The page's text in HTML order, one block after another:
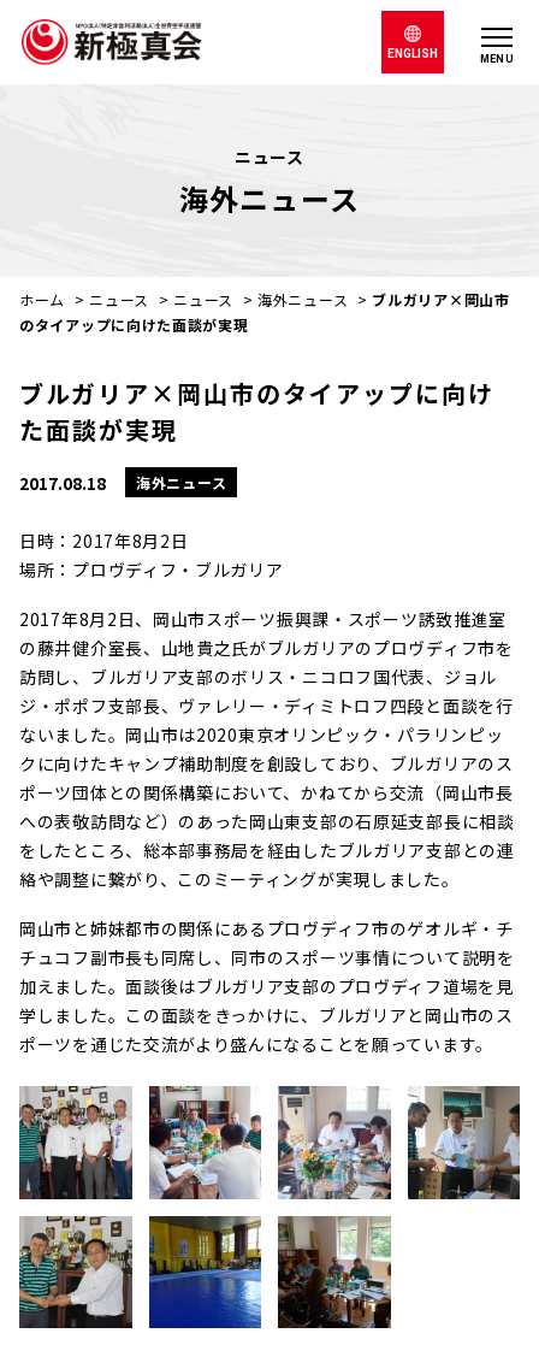
MENU
ENGLISH
ニュース
海外ニュース
ホーム > ニュース > ニュース >海外ニュース > ブルガリア×岡山市
のタイアップに向けた面談が実現
ブルガリア×岡山市のタイアップに向け
た面談が実現
2017.08.18 海外ニュース
日時：2017年8月2日
場所：プロヴディフ・ブルガリア
2017年8月2日、岡山市スポーツ振興課・スポーツ誘致推進室
の藤井健介室長、山地貴之氏がブルガリアのプロヴディフ市を
訪問し、ブルガリア支部のボリス・ニコロフ国代表、ジョル
ジ・ポポフ支部長、ヴァレリー・ディミトロフ四段と面談を行
ないました。 岡山市は2020東京オリンピック・パラリンピッ
クに向けたキャンプ補助制度を創設しており、ブルガリアのス
ポーツ団体との関係構築において、かねてから交流（岡山市長
への表敬訪問など）のあった岡山東支部の石原延支部長に相談
をしたところ、総本部事務局を経由したブルガリア支部との連
絡や調整に繋がり、このミーティングが実現しました。
岡山市と姉妹都市の関係にあるプロヴディフ市のゲオルギ・チ
チュコフ副市長も同席し、同市のスポーツ事情について説明を
加えました。面談後はブルガリア支部のプロヴディフ道場を見
学しました。この面談をきっかけに、ブルガリアと岡山市のス
ポーツを通じた交流がより盛んになることを願っています。